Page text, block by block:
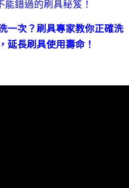
能錯過的刷具秘笈！
一次？刷具專家教你正確洗
延長刷具使用壽命！